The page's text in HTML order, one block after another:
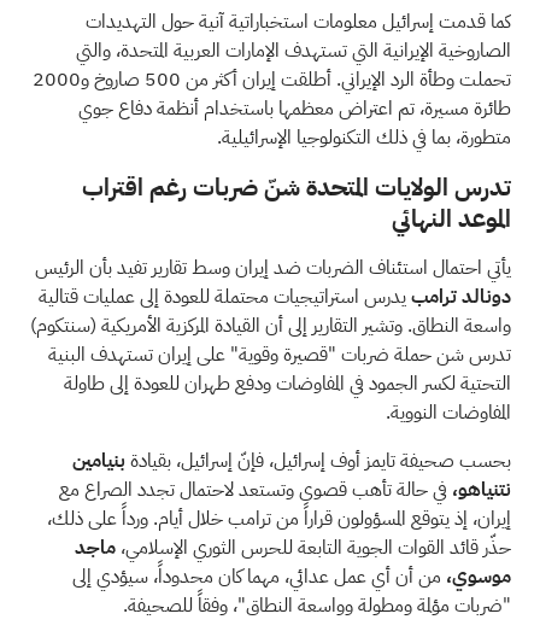
كما قدمت إسرائيل معلومات استخباراتية آنية حول التهديدات
الصاروخية الإيرانية التي تستهدف الإمارات العربية المتحدة، والتي
تحملت وطأة الرد الإيراني. أطلقت إيران أكثر من 500 صاروخ و2000
طائرة مسيرة، تم اعتراض معظمها باستخدام أنظمة دفاع جوي
متطورة، بما في ذلك التكنولوجيا الإسرائيلية.
تدرس الولايات المتحدة شنّ ضربات رغم اقتراب
الموعد النهائي
يأتي احتمال استئناف الضربات ضد إيران وسط تقارير تفيد بأن الرئيس
دونالد ترامبيدرساستراتيجيات محتملة للعودة إلى عمليات قتالية
واسعة النطاق. وتشير التقارير إلى أن القيادة المركزية الأمريكية (سنتكوم)
تدرس شن حملة ضربات "قصيرة وقوية" على إيران تستهدف البنية
التحتية لكسر الجمود في المفاوضات ودفع طهران للعودة إلى طاولة
المفاوضات النووية.
بحسب صحيفة تايمز أوف إسرائيل، فإنّ إسرائيل، بقيادة بنيامين
نتنياهو، في حالة تأهب قصوىوتستعد لاحتمال تجدد الصراع مع
إيران، إذ يتوقع المسؤولون قراراً من ترامب خلال أيام. ورداً على ذلك،
حذّر قائد القوات الجوية التابعة للحرس الثوري الإسلامي، ماجد
موسوي، من أن أي عمل عدائي، مهما كان محدوداً، سيؤدي إلى
"ضربات مؤلمة ومطولة وواسعة النطاق"، وفقاً للصحيفة.